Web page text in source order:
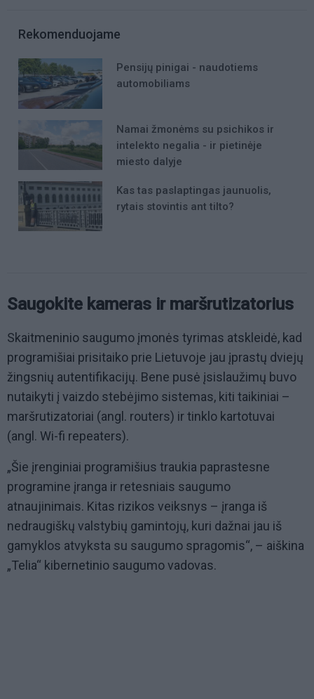
Rekomenduojame
Pensijų pinigai - naudotiems
automobiliams
Namai žmonėms su psichikos ir
intelekto negalia - ir pietinėje
miesto dalyje
Kas tas paslaptingas jaunuolis,
rytais stovintis ant tilto?
Saugokite kameras ir maršrutizatorius
Skaitmeninio saugumo įmonės tyrimas atskleidė, kad
programišiai prisitaiko prie Lietuvoje jau įprastų dviejų
žingsnių autentifikacijų. Bene pusė įsislaužimų buvo
nutaikyti į vaizdo stebėjimo sistemas, kiti taikiniai –
maršrutizatoriai (angl. routers) ir tinklo kartotuvai
(angl. Wi-fi repeaters).
„Šie įrenginiai programišius traukia paprastesne
programine įranga ir retesniais saugumo
atnaujinimais. Kitas rizikos veiksnys – įranga iš
nedraugiškų valstybių gamintojų, kuri dažnai jau iš
gamyklos atvyksta su saugumo spragomis“, – aiškina
„Telia“ kibernetinio saugumo vadovas.